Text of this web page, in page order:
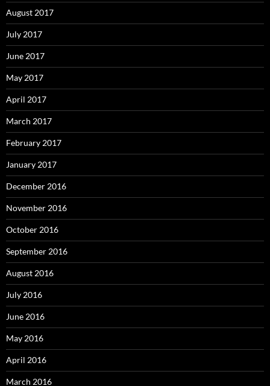
August 2017
July 2017
June 2017
May 2017
April 2017
March 2017
February 2017
January 2017
December 2016
November 2016
October 2016
September 2016
August 2016
July 2016
June 2016
May 2016
April 2016
March 2016